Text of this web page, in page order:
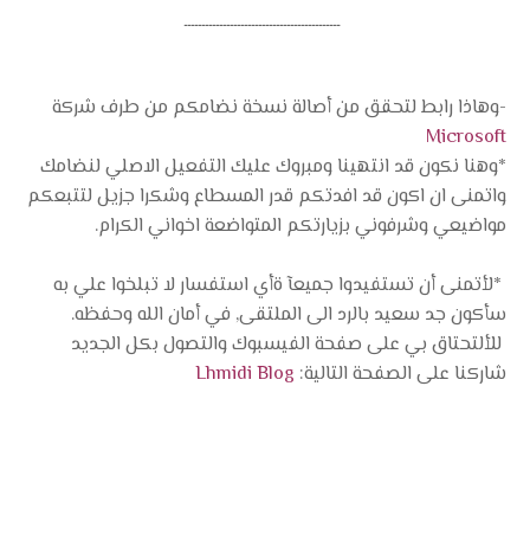
ــــــــــــــــــــــــــــــــــــــــــــ
-وهاذا رابط لتحقق من أصالة نسخة نضامكم من طرف شركة
Microsoft
*وهنا نكون قد انتهينا ومبروك عليك التفعيل الاصلي لنضامك
واتمنى ان اكون قد افدتكم قدر المسطاع وشكرا جزيل لتتبعكم
مواضيعي وشرفوني بزيارتكم المتواضعة اخواني الكرام.
*لأتمنى أن تستفيدوا جميعآ ةأي استفسار لا تبلخوا علي به
سأكون جد سعيد بالرد الى الملتقى, في أمان الله وحفظه.
للألتحتاق بي على صفحة الفيسبوك والتصول بكل الجديد
شاركنا على الصفحة التالية: Lhmidi Blog